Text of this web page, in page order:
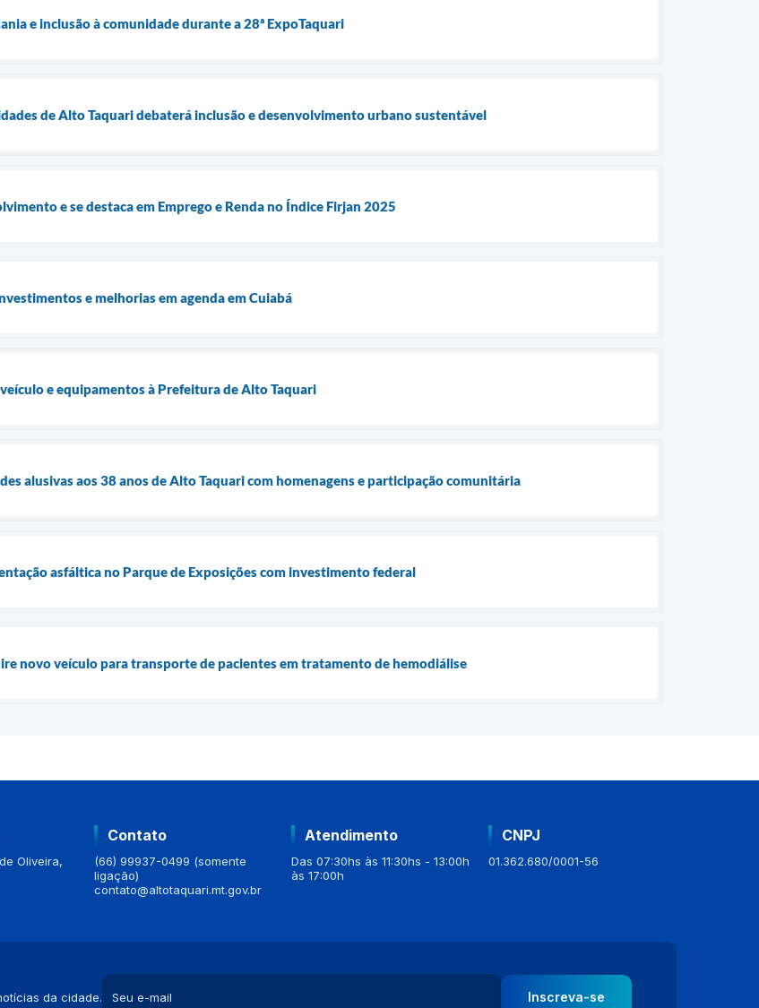
e inclusão à comunidade durante a 28ª ExpoTaquari
de Alto Taquari debaterá inclusão e desenvolvimento urbano sustentável
e se destaca em Emprego e Renda no Índice Firjan 2025
e melhorias em agenda em Cuiabá
e equipamentos à Prefeitura de Alto Taquari
alusivas aos 38 anos de Alto Taquari com homenagens e participação comunitária
asfáltica no Parque de Exposições com investimento federal
novo veículo para transporte de pacientes em tratamento de hemodiálise
Oliveira,
Contato
(66) 99937-0499 (somente
ligação)
contato@altotaquari.mt.gov.br
Atendimento
Das 07:30hs às 11:30hs - 13:00h
às 17:00h
CNPJ
01.362.680/0001-56
da cidade. Inscreva-se